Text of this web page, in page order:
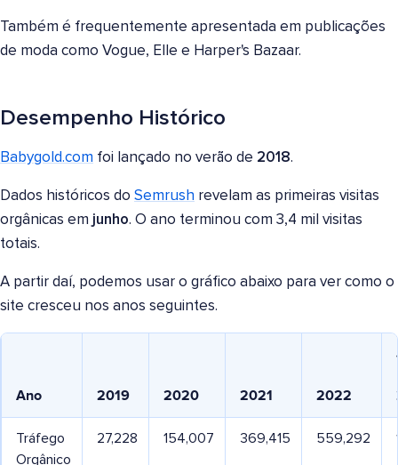
Também é frequentemente apresentada em publicações
de moda como Vogue, Elle e Harper's Bazaar.
Desempenho Histórico
Babygold.com foi lançado no verão de 2018.
Dados históricos do Semrush revelam as primeiras visitas
orgânicas em junho. O ano terminou com 3,4 mil visitas
totais.
A partir daí, podemos usar o gráfico abaixo para ver como o
site cresceu nos anos seguintes.
Ano 2019 2020 2021 2022
Tráfego
Orgânico
27,228 154,007 369,415 559,292